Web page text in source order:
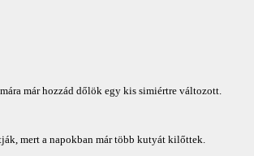
már hozzád dőlök egy kis simiértre változott.
mert a napokban már több kutyát kilőttek.